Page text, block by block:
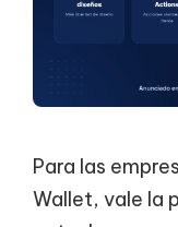
Para las
Wallet, vale la